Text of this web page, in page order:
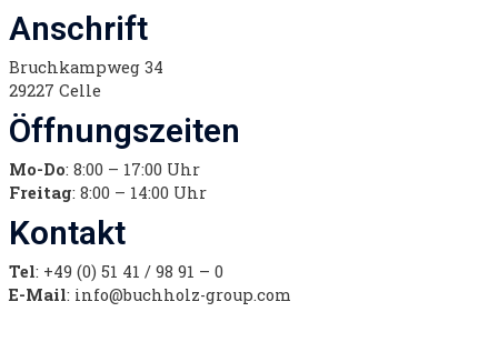
Anschrift
Bruchkampweg 34
29227 Celle
Öffnungszeiten
Mo-Do: 8:00 – 17:00 Uhr
Freitag: 8:00 – 14:00 Uhr
Kontakt
Tel: +49 (0) 51 41 / 98 91 – 0
E-Mail: info@buchholz-group.com